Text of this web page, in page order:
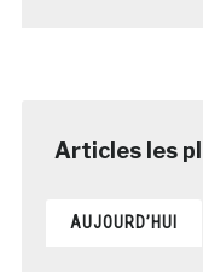
AUJOURD’HUI